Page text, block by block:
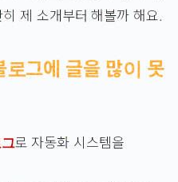
제 소개부터 해볼까 해요.
로그에 글을 많이 못
로 자동화 시스템을